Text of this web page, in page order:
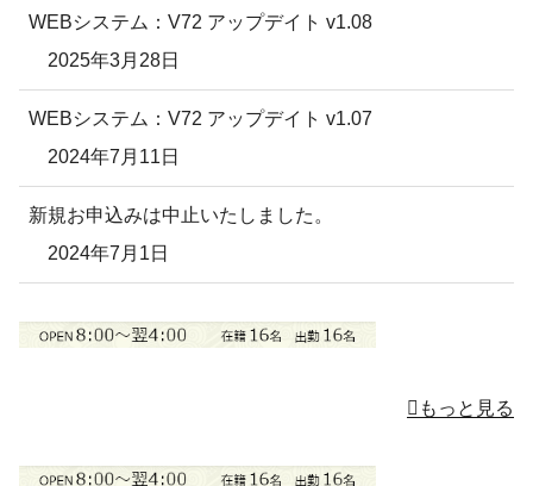
WEBシステム：V72 アップデイト v1.08
2025年3月28日
WEBシステム：V72 アップデイト v1.07
2024年7月11日
新規お申込みは中止いたしました。
2024年7月1日
もっと見る